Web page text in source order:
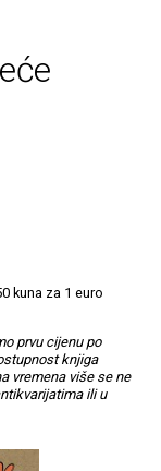
kuna za 1 euro
prvu cijenu po
knjiga
vremena više se ne
ili u